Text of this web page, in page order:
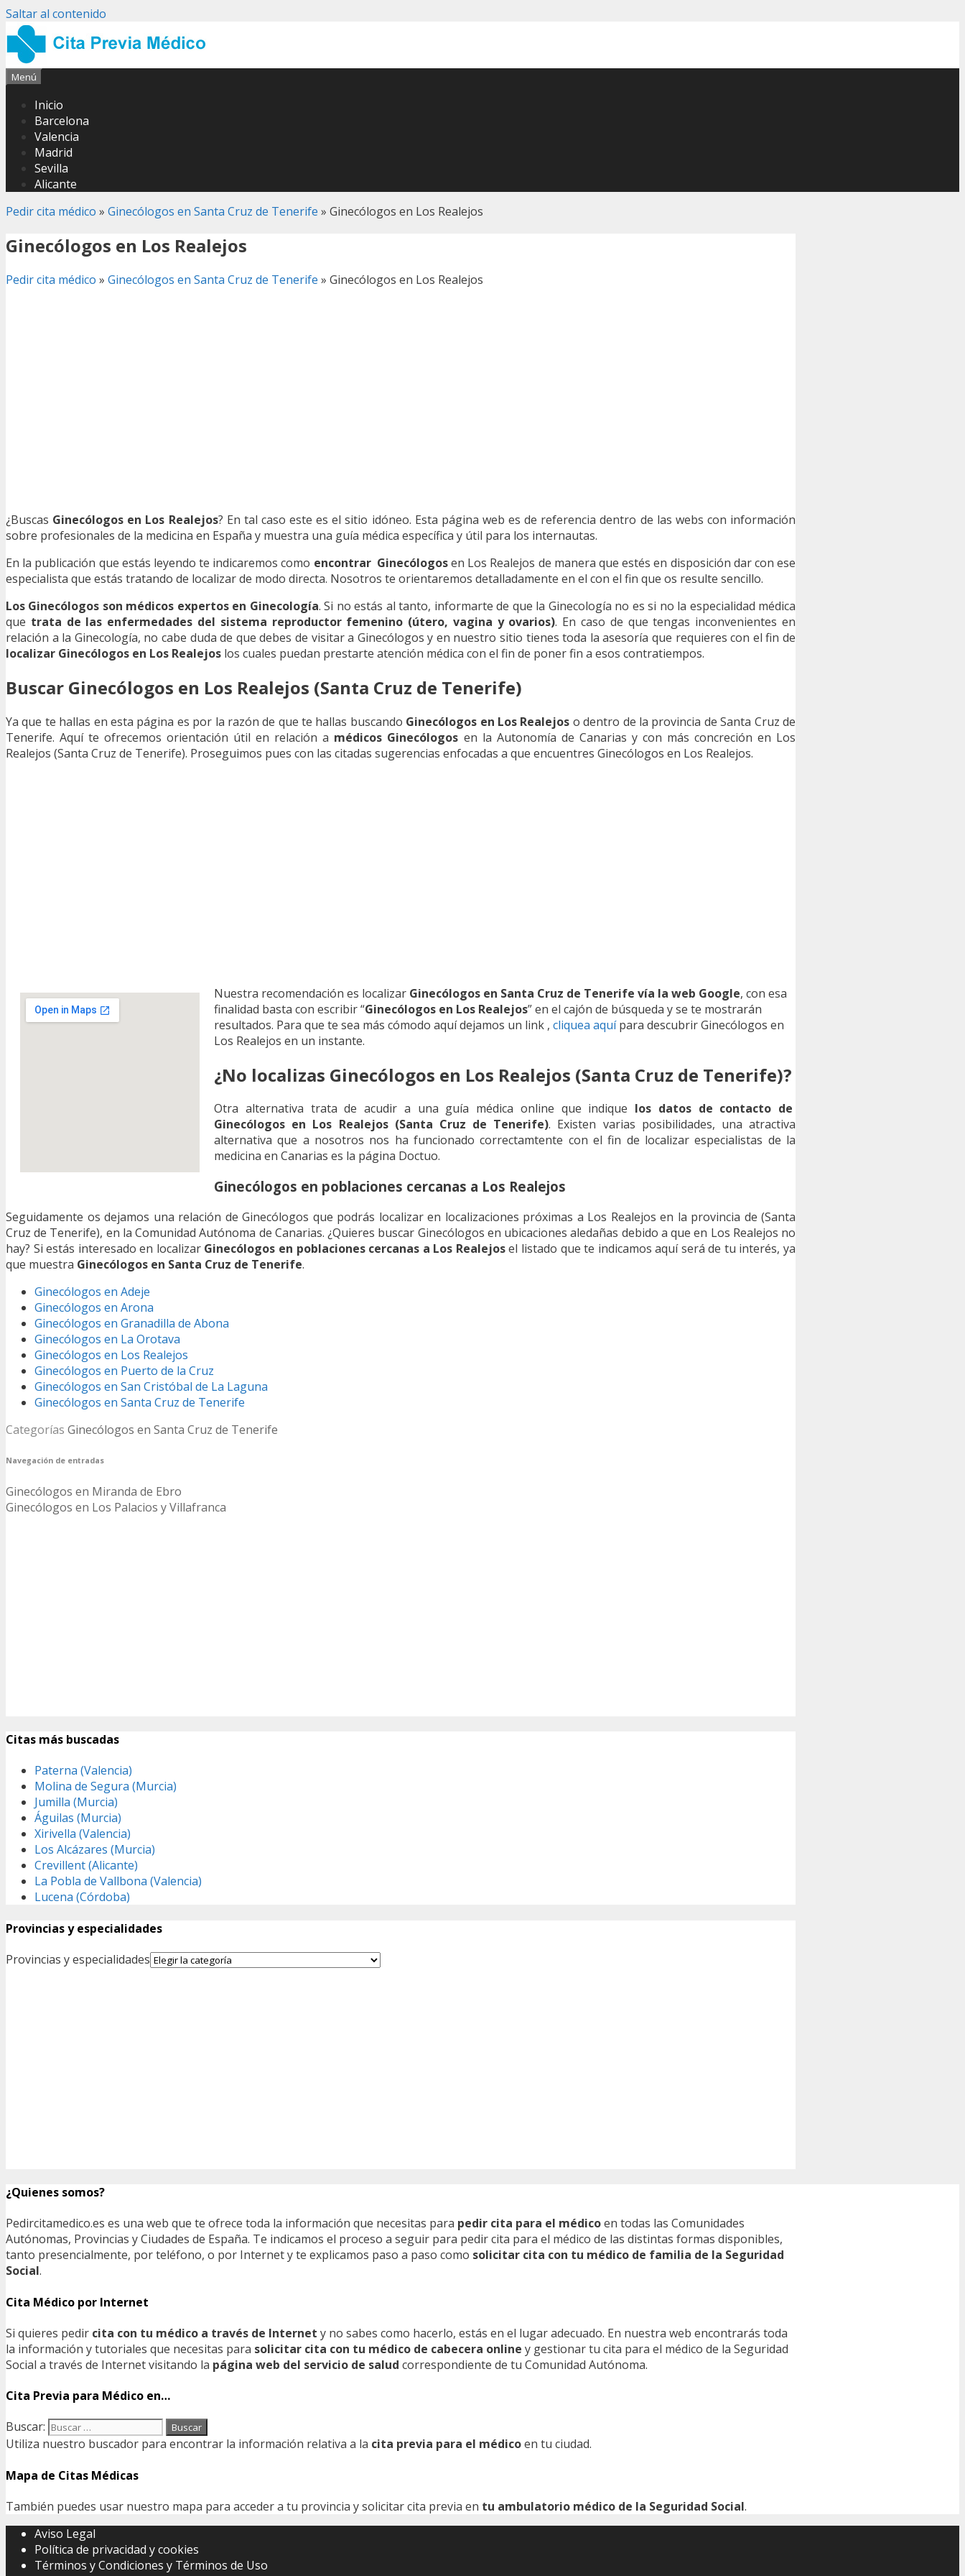
Saltar al contenido
Menú
Inicio
Barcelona
Valencia
Madrid
Sevilla
Alicante
Pedir cita médico » Ginecólogos en Santa Cruz de Tenerife » Ginecólogos en Los Realejos
Ginecólogos en Los Realejos
Pedir cita médico » Ginecólogos en Santa Cruz de Tenerife » Ginecólogos en Los Realejos
¿Buscas Ginecólogos en Los Realejos? En tal caso este es el sitio idóneo. Esta página web es de referencia dentro de las webs con información
sobre profesionales de la medicina en España y muestra una guía médica específica y útil para los internautas.
En la publicación que estás leyendo te indicaremos como encontrar Ginecólogosen Los Realejos de manera que estés en disposición dar con ese
especialista que estás tratando de localizar de modo directa. Nosotros te orientaremos detalladamente en el con el fin que os resulte sencillo.
Los Ginecólogos son médicos expertos en Ginecología. Si no estás al tanto, informarte de que la Ginecología no es si no la especialidad médica
que trata de las enfermedades del sistema reproductor femenino (útero, vagina y ovarios). En caso de que tengas inconvenientes en
relación a la Ginecología, no cabe duda de que debes de visitar a Ginecólogos y en nuestro sitio tienes toda la asesoría que requieres con el fin de
localizar Ginecólogos en Los Realejos los cuales puedan prestarte atención médica con el fin de poner fin a esos contratiempos.
Buscar Ginecólogos en Los Realejos (Santa Cruz de Tenerife)
Ya que te hallas en esta página es por la razón de que te hallas buscando Ginecólogos en Los Realejos o dentro de la provincia de Santa Cruz de
Tenerife. Aquí te ofrecemos orientación útil en relación a médicos Ginecólogos en la Autonomía de Canarias y con más concreción en Los
Realejos (Santa Cruz de Tenerife). Proseguimos pues con las citadas sugerencias enfocadas a que encuentres Ginecólogos en Los Realejos.
Nuestra recomendación es localizar Ginecólogos en Santa Cruz de Tenerife vía la web Google, con esa
finalidad basta con escribir “Ginecólogos en Los Realejos” en el cajón de búsqueda y se te mostrarán
resultados. Para que te sea más cómodo aquí dejamos un link , cliquea aquípara descubrir Ginecólogos en
Los Realejos en un instante.
¿No localizas Ginecólogos en Los Realejos (Santa Cruz de Tenerife)?
Otra alternativa trata de acudir a una guía médica online que indique los datos de contacto de
Ginecólogos en Los Realejos (Santa Cruz de Tenerife). Existen varias posibilidades, una atractiva
alternativa que a nosotros nos ha funcionado correctamtente con el fin de localizar especialistas de la
medicina en Canarias es la página Doctuo.
Ginecólogos en poblaciones cercanas a Los Realejos
Seguidamente os dejamos una relación de Ginecólogos que podrás localizar en localizaciones próximas a Los Realejos en la provincia de (Santa
Cruz de Tenerife), en la Comunidad Autónoma de Canarias. ¿Quieres buscar Ginecólogos en ubicaciones aledañas debido a que en Los Realejos no
hay? Si estás interesado en localizar Ginecólogos en poblaciones cercanas a Los Realejosel listado que te indicamos aquí será de tu interés, ya
que muestra Ginecólogos en Santa Cruz de Tenerife.
Ginecólogos en Adeje
Ginecólogos en Arona
Ginecólogos en Granadilla de Abona
Ginecólogos en La Orotava
Ginecólogos en Los Realejos
Ginecólogos en Puerto de la Cruz
Ginecólogos en San Cristóbal de La Laguna
Ginecólogos en Santa Cruz de Tenerife
Categorías Ginecólogos en Santa Cruz de Tenerife
Navegación de entradas
Ginecólogos en Miranda de Ebro
Ginecólogos en Los Palacios y Villafranca
Citas más buscadas
Paterna (Valencia)
Molina de Segura (Murcia)
Jumilla (Murcia)
Águilas (Murcia)
Xirivella (Valencia)
Los Alcázares (Murcia)
Crevillent (Alicante)
La Pobla de Vallbona (Valencia)
Lucena (Córdoba)
Provincias y especialidades
Provincias y especialidades
¿Quienes somos?
Pedircitamedico.es es una web que te ofrece toda la información que necesitas para pedir cita para el médicoen todas las Comunidades
Autónomas, Provincias y Ciudades de España. Te indicamos el proceso a seguir para pedir cita para el médico de las distintas formas disponibles,
tanto presencialmente, por teléfono, o por Internet y te explicamos paso a paso como solicitar cita con tu médico de familia de la Seguridad
Social.
Cita Médico por Internet
Si quieres pedir cita con tu médico a través de Internet y no sabes como hacerlo, estás en el lugar adecuado. En nuestra web encontrarás toda
la información y tutoriales que necesitas para solicitar cita con tu médico de cabecera online y gestionar tu cita para el médico de la Seguridad
Social a través de Internet visitando la página web del servicio de salud correspondiente de tu Comunidad Autónoma.
Cita Previa para Médico en…
Buscar:
Utiliza nuestro buscador para encontrar la información relativa a la cita previa para el médicoen tu ciudad.
Mapa de Citas Médicas
También puedes usar nuestro mapa para acceder a tu provincia y solicitar cita previa en tu ambulatorio médico de la Seguridad Social.
Aviso Legal
Política de privacidad y cookies
Términos y Condiciones y Términos de Uso